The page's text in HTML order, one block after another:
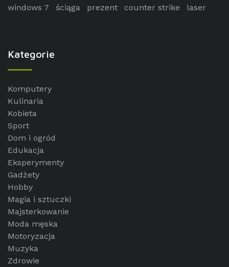
windows 7
ściąga prezent counter strike laser
Kategorie
Komputery
Kulinaria
Kobieta
Sport
Dom i ogród
Edukacja
Eksperymenty
Gadżety
Hobby
Magia i sztuczki
Majsterkowanie
Moda męska
Motoryzacja
Muzyka
Zdrowie